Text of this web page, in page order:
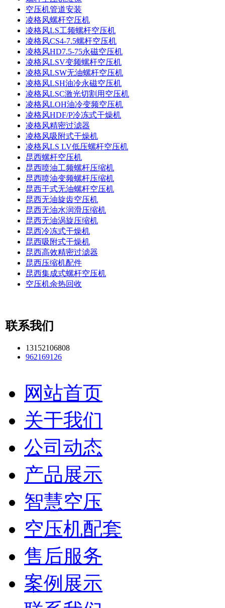
空压机管道安装
凌格风螺杆空压机
凌格风LS工频螺杆空压机
凌格风CS4-7.5螺杆空压机
凌格风HD7.5-75永磁空压机
凌格风LSV变频螺杆空压机
凌格风LSW无油螺杆空压机
凌格风LSH油冷永磁空压机
凌格风LSC激光切割用空压机
凌格风LOH油冷变频空压机
凌格风HDF/P冷冻式干燥机
凌格风精密过滤器
凌格风吸附式干燥机
凌格风LS LV低压螺杆空压机
昆西螺杆空压机
昆西喷油工频螺杆压缩机
昆西喷油变频螺杆压缩机
昆西干式无油螺杆空压机
昆西无油旋齿空压机
昆西无油水润滑压缩机
昆西无油涡旋压缩机
昆西冷冻式干燥机
昆西吸附式干燥机
昆西高效精密过滤器
昆西压缩机配件
昆西集成式螺杆空压机
空压机余热回收
联系我们
13152106808
962169126
网站首页
关于我们
公司动态
产品展示
智慧空压
空压机配套
售后服务
案例展示